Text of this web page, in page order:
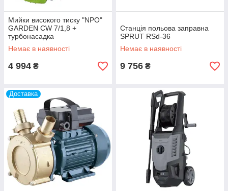
Мийки високого тиску "NPO"
GARDEN CW 7/1,8 +
турбонасадка
Немає в наявності
4 994 ₴
Станція польова заправна
SPRUT RSd-36
Немає в наявності
9 756 ₴
Доставка